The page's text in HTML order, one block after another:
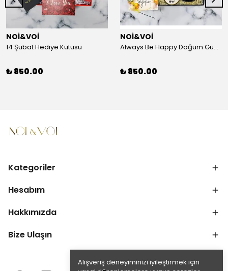
Alışveriş deneyiminizi iyileştirmek için
NOİ&VOİ
14 Şubat Hediye Kutusu
₺ 850.00
NOİ&VOİ
Always Be Happy Doğum Günü Hediye Kutusu
₺ 850.00
Kategoriler
Hesabım
Hakkımızda
Bize Ulaşın